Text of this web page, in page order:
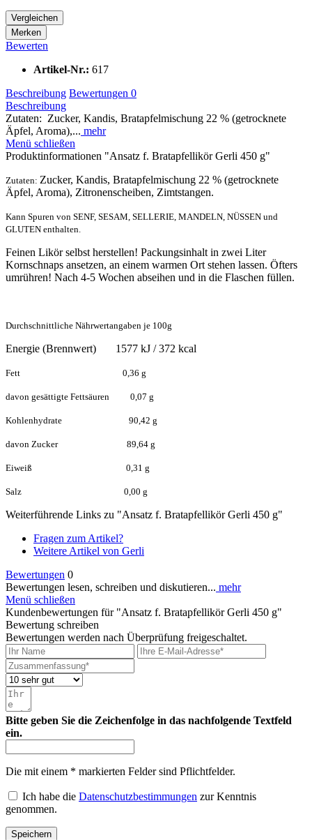
Vergleichen
Merken
Bewerten
Artikel-Nr.: 617
Beschreibung Bewertungen 0
Beschreibung
Zutaten: Zucker, Kandis, Bratapfelmischung 22 % (getrocknete
Äpfel, Aroma),... mehr
Menü schließen
Produktinformationen "Ansatz f. Bratapfellikör Gerli 450 g"
Zutaten: Zucker, Kandis, Bratapfelmischung 22 % (getrocknete
Äpfel, Aroma), Zitronenscheiben, Zimtstangen.
Kann Spuren von SENF, SESAM, SELLERIE, MANDELN, NÜSSEN und
GLUTEN enthalten.
Feinen Likör selbst herstellen! Packungsinhalt in zwei Liter
Kornschnaps ansetzen, an einem warmen Ort stehen lassen. Öfters
umrühren! Nach 4-5 Wochen abseihen und in die Flaschen füllen.
Durchschnittliche Nährwertangaben je 100g
Energie (Brennwert) 1577 kJ / 372 kcal
Fett 0,36 g
davon gesättigte Fettsäuren 0,07 g
Kohlenhydrate 90,42 g
davon Zucker 89,64 g
Eiweiß 0,31 g
Salz 0,00 g
Weiterführende Links zu "Ansatz f. Bratapfellikör Gerli 450 g"
Fragen zum Artikel?
Weitere Artikel von Gerli
Bewertungen 0
Bewertungen lesen, schreiben und diskutieren... mehr
Menü schließen
Kundenbewertungen für "Ansatz f. Bratapfellikör Gerli 450 g"
Bewertung schreiben
Bewertungen werden nach Überprüfung freigeschaltet.
Bitte geben Sie die Zeichenfolge in das nachfolgende Textfeld
ein.
Die mit einem * markierten Felder sind Pflichtfelder.
Ich habe die Datenschutzbestimmungen zur Kenntnis
genommen.
Speichern